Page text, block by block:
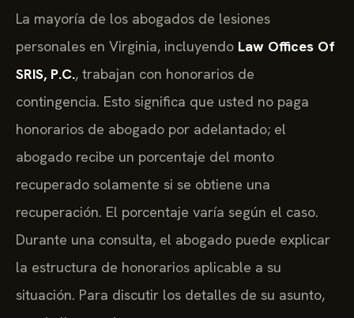
La mayoría de los abogados de lesiones
personales en Virginia, incluyendo Law Offices Of
SRIS, P.C., trabajan con honorarios de
contingencia. Esto significa que usted no paga
honorarios de abogado por adelantado; el
abogado recibe un porcentaje del monto
recuperado solamente si se obtiene una
recuperación. El porcentaje varía según el caso.
Durante una consulta, el abogado puede explicar
la estructura de honorarios aplicable a su
situación. Para discutir los detalles de su asunto,